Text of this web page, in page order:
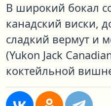
В широкий бокал
канадский виски,
сладкий вермут и
(Yukon Jack
коктейльной